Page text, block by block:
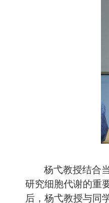
杨弋教授结合
研究细胞代谢的重
后，杨弋教授与同